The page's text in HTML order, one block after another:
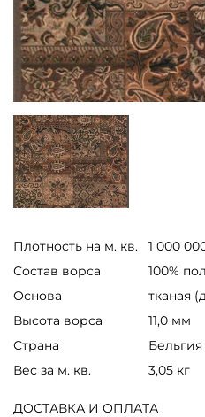
Плотность на м. кв.
1 000
Состав ворса
100%
Основа
тканая
Высота ворса
11,0 мм
Страна
Бельгия
Вес за м. кв.
3,05 кг
ДОСТАВКА И ОПЛАТА